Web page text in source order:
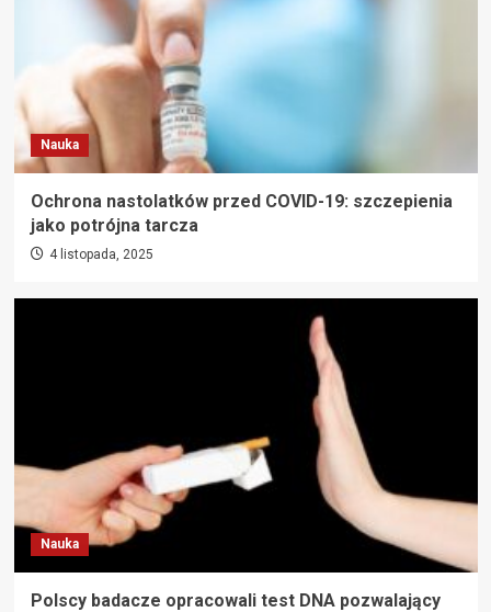
Nauka
Ochrona nastolatków przed COVID-19: szczepienia
jako potrójna tarcza
4 listopada, 2025
Nauka
Polscy badacze opracowali test DNA pozwalający